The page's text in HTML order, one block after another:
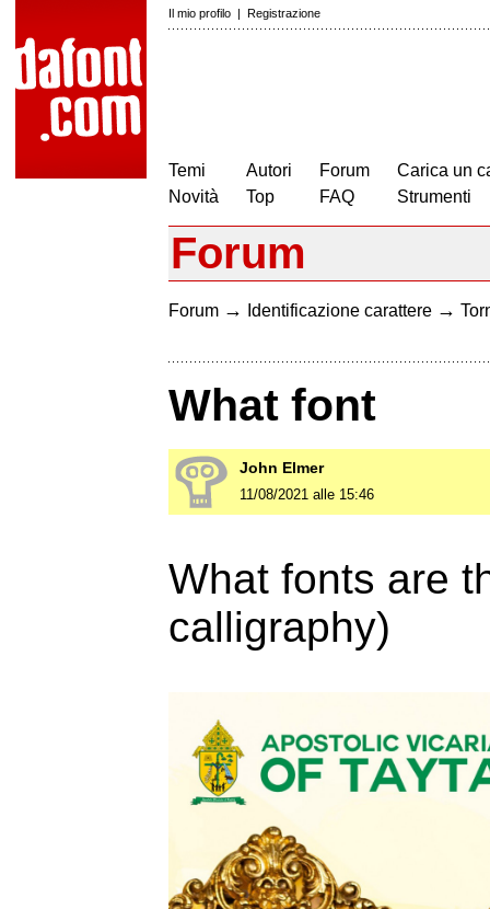
Il mio profilo | Registrazione
Temi
Novità
Autori
Top
Forum
FAQ
Carica un
Strumenti
Forum
Forum → Identificazione carattere →
What font
John Elmer
11/08/2021 alle 15:46
What fonts are
calligraphy)